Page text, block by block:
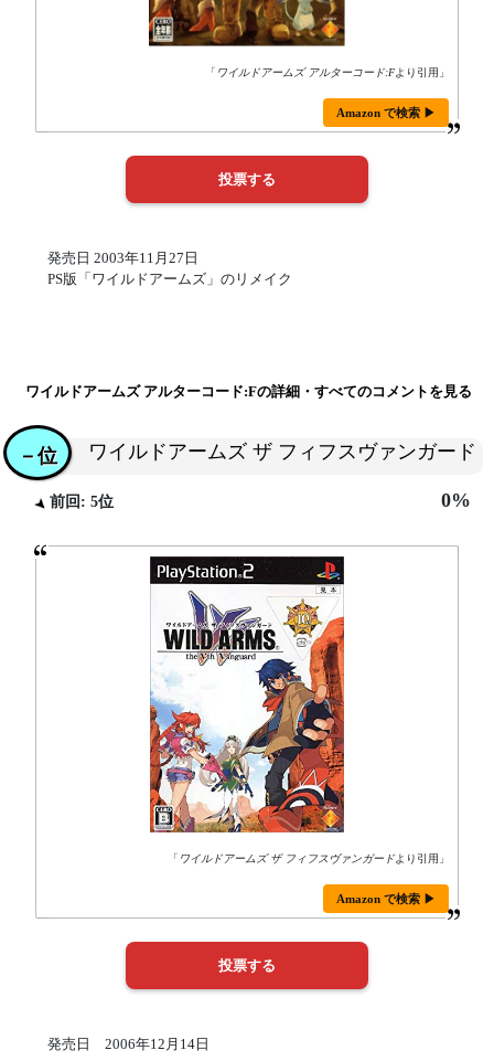
「 ワイルドアームズ アルターコード:Fより引用」
Amazon で検索 ▶
発売日 2003年11月27日
PS版「ワイルドアームズ」のリメイク
ワイルドアームズ アルターコード:Fの詳細・すべてのコメントを見る
ワイルドアームズ ザ フィフスヴァンガード
－位
前回: 5位 0%
「 ワイルドアームズ ザ フィフスヴァンガードより引用」
Amazon で検索 ▶
発売日 2006年12月14日